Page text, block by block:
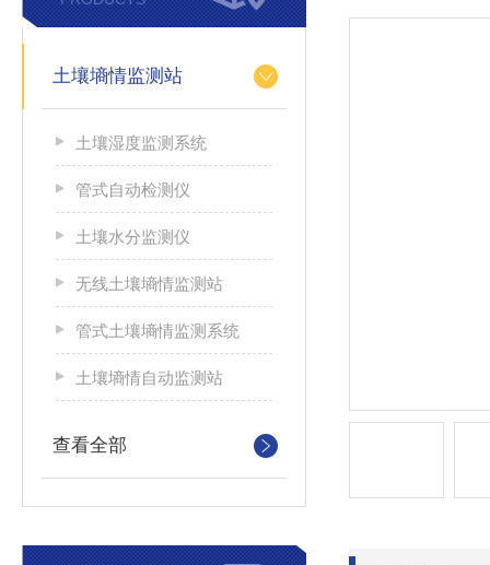
土壤墒情监测站
土壤湿度监测系统
管式自动检测仪
土壤水分监测仪
无线土壤墒情监测站
管式土壤墒情监测系统
土壤墒情自动监测站
查看全部